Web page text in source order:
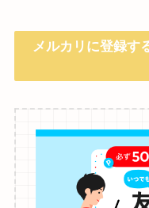
メルカリに登録す